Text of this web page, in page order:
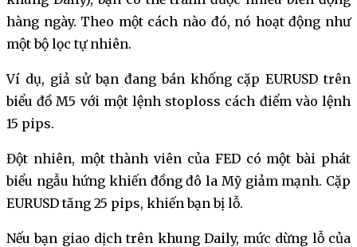
hàng ngày. Theo một cách nào đó, nó hoạt động như
một bộ lọc tự nhiên.
Ví dụ, giả sử bạn đang bán khống cặp EURUSD trên
biểu đồ M5 với một lệnh stoploss cách điểm vào lệnh
15 pips.
Đột nhiên, một thành viên của FED có một bài phát
biểu ngẫu hứng khiến đồng đô la Mỹ giảm mạnh. Cặp
EURUSD tăng 25 pips, khiến bạn bị lỗ.
Nếu bạn giao dịch trên khung Daily, mức dừng lỗ của